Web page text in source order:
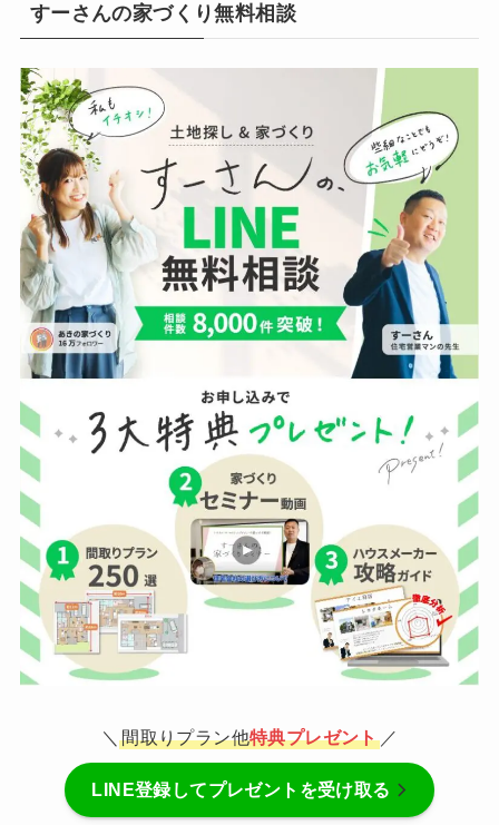
すーさんの家づくり無料相談
＼間取りプラン他特典プレゼント／
LINE登録してプレゼントを受け取る